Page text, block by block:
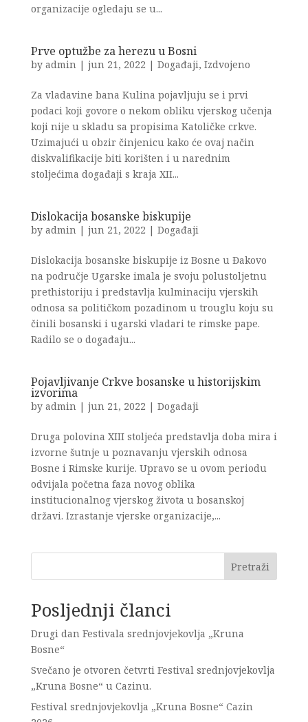
organizacije ogledaju se u...
Prve optužbe za herezu u Bosni
by admin| jun 21, 2022 | Događaji, Izdvojeno
Za vladavine bana Kulina pojavljuju se i prvi
podaci koji govore o nekom obliku vjerskog učenja
koji nije u skladu sa propisima Katoličke crkve.
Uzimajući u obzir činjenicu kako će ovaj način
diskvalifikacije biti korišten i u narednim
stoljećima događaji s kraja XII...
Dislokacija bosanske biskupije
by admin| jun 21, 2022 | Događaji
Dislokacija bosanske biskupije iz Bosne u Đakovo
na područje Ugarske imala je svoju polustoljetnu
prethistoriju i predstavlja kulminaciju vjerskih
odnosa sa političkom pozadinom u trouglu koju su
činili bosanski i ugarski vladari te rimske pape.
Radilo se o događaju...
Pojavljivanje Crkve bosanske u historijskim
izvorima
by admin| jun 21, 2022 | Događaji
Druga polovina XIII stoljeća predstavlja doba mira i
izvorne šutnje u poznavanju vjerskih odnosa
Bosne i Rimske kurije. Upravo se u ovom periodu
odvijala početna faza novog oblika
institucionalnog vjerskog života u bosanskoj
državi. Izrastanje vjerske organizacije,...
Pretraži
Posljednji članci
Drugi dan Festivala srednjovjekovlja „Kruna
Bosne“
Svečano je otvoren četvrti Festival srednjovjekovlja
„Kruna Bosne“ u Cazinu.
Festival srednjovjekovlja „Kruna Bosne“ Cazin